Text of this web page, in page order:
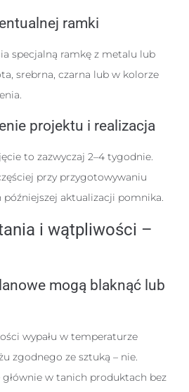
ramki
specjalną ramkę z metalu lub
srebrna, czarna lub w kolorze
projektu i realizacja
to zazwyczaj 2–4 tygodnie.
przy przygotowywaniu
aktualizacji pomnika.
i wątpliwości –
mogą blaknąć lub
wypału w temperaturze
zgodnego ze sztuką – nie.
głównie w tanich produktach bez